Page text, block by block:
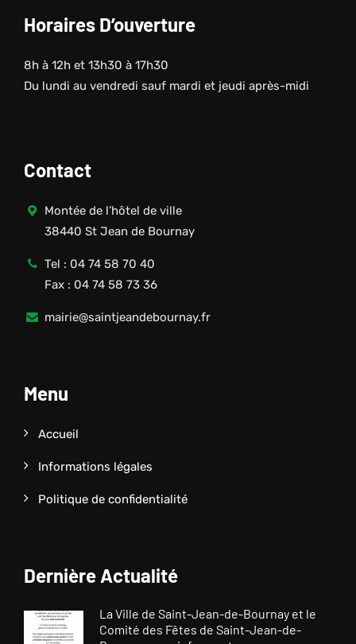
Horaires D’ouverture
8h à 12h et 13h30 à 17h30
Du lundi au vendredi sauf mardi et jeudi après-midi
Contact
Montée de l’hôtel de ville
38440 St Jean de Bournay
Tel : 04 74 58 70 40
Fax : 04 74 58 73 36
mairie@saintjeandebournay.fr
Menu
Accueil
Informations légales
Politique de confidentialité
Dernière Actualité
La Ville de Saint-Jean-de-Bournay et le
Comité des Fêtes de Saint-Jean-de-